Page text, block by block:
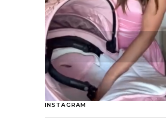
INSTAGRAM